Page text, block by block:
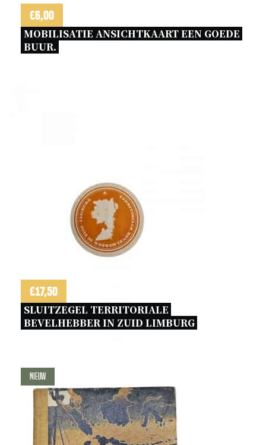
€6,00
MOBILISATIE ANSICHTKAART EEN GOEDE
BUUR.
€17,50
SLUITZEGEL TERRITORIALE
BEVELHEBBER IN ZUID LIMBURG
Nieuw